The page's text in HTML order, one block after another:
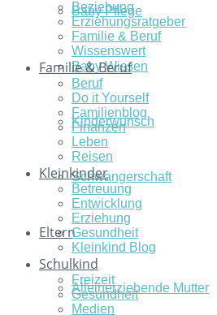
Baby Pflege
Baby Wissen
Kinderwunsch
Schwangerschaft
Eltern
Alleinerziehende Mutter
Beziehung
Erziehungsratgeber
Familie & Beruf
Wissenswert
Familie & Beruf
Beruf
Do it Yourself
Familienblog
Finanzen
Leben
Reisen
Kleinkinder
Betreuung
Entwicklung
Erziehung
Gesundheit
Kleinkind Blog
Schulkind
Freizeit
Gesundheit
Medien